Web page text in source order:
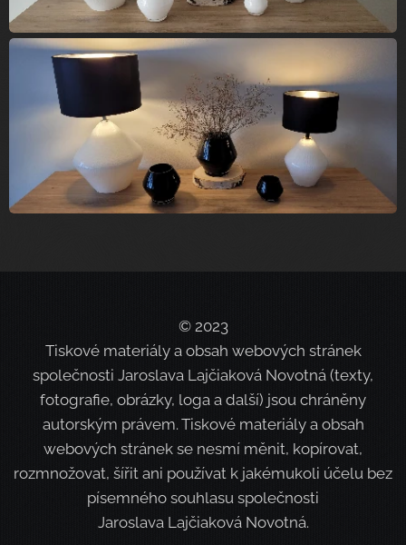
© 2023
Tiskové materiály a obsah webových stránek
společnosti Jaroslava Lajčiaková Novotná (texty,
fotografie, obrázky, loga a další) jsou chráněny
autorským právem. Tiskové materiály a obsah
webových stránek se nesmí měnit, kopírovat,
rozmnožovat, šířit ani používat k jakémukoli účelu bez
písemného souhlasu společnosti
Jaroslava Lajčiaková Novotná.